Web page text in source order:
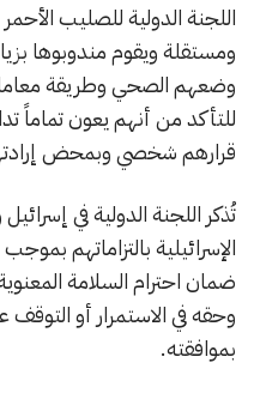
اللجنة الدولية للصليب
ومستقلة ويقوم مندوبوها
وضعهم الصحي وطريقة
للتأكد من أنهم يعون تماماً
قرارهم شخصي وبمحض
تُذكر اللجنة الدولية في
الإسرائيلية بالتزاماتهم
ضمان احترام السلامة
وحقه في الاستمرار أو التوقف
بموافقته.